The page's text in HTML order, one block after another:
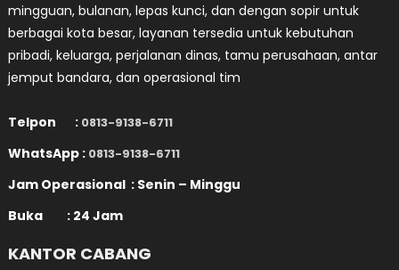
mingguan, bulanan, lepas kunci, dan dengan sopir untuk
berbagai kota besar, layanan tersedia untuk kebutuhan
pribadi, keluarga, perjalanan dinas, tamu perusahaan, antar
jemput bandara, dan operasional tim
Telpon : 0813-9138-6711
WhatsApp : 0813-9138-6711
Jam Operasional : Senin – Minggu
Buka : 24 Jam
KANTOR CABANG